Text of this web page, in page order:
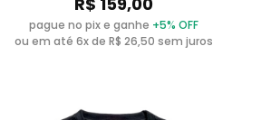
pague no pix e ganhe +5% OFF
ou em até 6x de R$ 26,50 sem juros